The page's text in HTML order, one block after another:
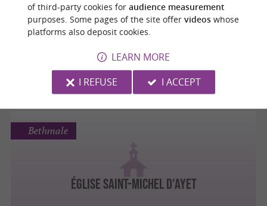
ÉGLISE NOTRE-DAME DE BÉNAC
Bénac
ÉGLISE SAINT-MICHEL D'AYET
Bethmale
of third-party cookies for audience measurement
purposes. Some pages of the site offer videoswhose
platforms also deposit cookies.
LEARN MORE
I REFUSE
I ACCEPT